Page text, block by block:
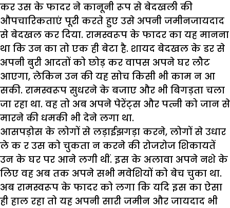
कर उस के फादर ने कानूनी रूप से बेदखली की
औपचारिकताएं पूरी करते हुए उसे अपनी जमीनजायदाद
से बेदखल कर दिया. रामस्वरूप के फादर का यह मानना
था कि उन का तो एक ही बेटा है. शायद बेदखल के डर से
अपनी बुरी आदतों को छोड़ कर वापस अपने घर लौट
आएगा, लेकिन उन की यह सोच किसी भी काम न आ
सकी. रामस्वरूप सुधरने के बजाए और भी बिगड़ता चला
जा रहा था. वह तो अब अपने पेरेंट्स और पत्नी को जान से
मारने की धमकी भी देने लगा था.
आसपड़ोस के लोगों से लड़ाईझगड़ा करने, लोगों से उधार
ले क र उस को चुकता न करने की रोजरोज शिकायतें
उन के घर पर आने लगी थीं. इस के अलावा अपने नशे के
लिए वह अब तक अपने सभी मवेशियों को बेच चुका था.
अब रामस्वरूप के फादर को लगा कि यदि इस का ऐसा
ही हाल रहा तो यह अपनी सारी जमीन और जायदाद भी